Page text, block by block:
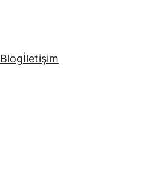
Blogİletişim